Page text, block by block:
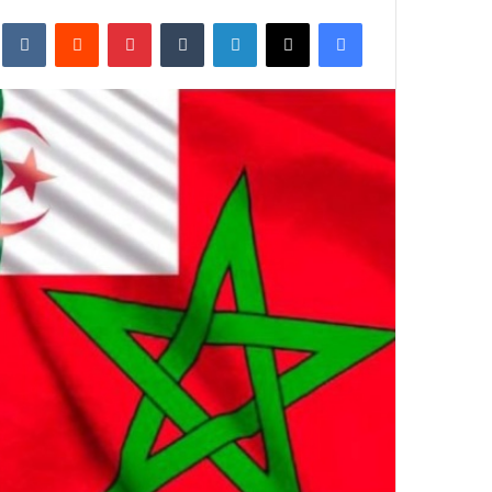
إلكترونيا
فيسبوك X لينكدإن بينتيريست